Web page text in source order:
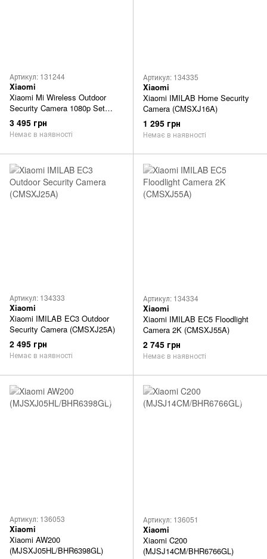
Артикул: 131244
Xiaomi
Xiaomi Mi Wireless Outdoor
Security Camera 1080p Set
(BHR4435GL, MWC13)
3 495 грн
Немає в наявності
Артикул: 134335
Xiaomi
Xiaomi IMILAB Home Security
Camera (CMSXJ16A)
1 295 грн
Немає в наявності
Артикул: 134333
Xiaomi
Xiaomi IMILAB EC3 Outdoor
Security Camera (CMSXJ25A)
2 495 грн
Немає в наявності
Артикул: 134334
Xiaomi
Xiaomi IMILAB EC5 Floodlight
Camera 2K (CMSXJ55A)
2 745 грн
Немає в наявності
Артикул: 136053
Xiaomi
Xiaomi AW200
(MJSXJ05HL/BHR6398GL)
Артикул: 136051
Xiaomi
Xiaomi C200
(MJSJ14CM/BHR6766GL)